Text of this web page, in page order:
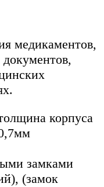
медикаментов,
корпуса
замками
(замок